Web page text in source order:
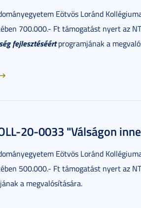
Eötvös Loránd
700.000.- Ft támogatást nyert az
fejlesztéséértprogramjának a
20-0033 "Válságon
Eötvös Loránd
500.000.- Ft támogatást nyert az
a megvalósítására.